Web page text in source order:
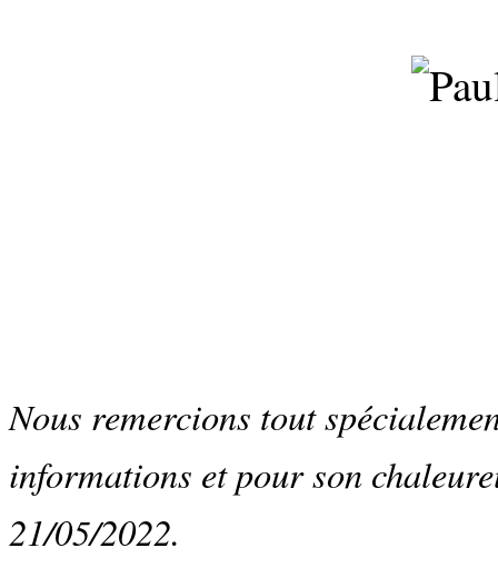
Nous remercions tout
informations et pour son
21/05/2022.